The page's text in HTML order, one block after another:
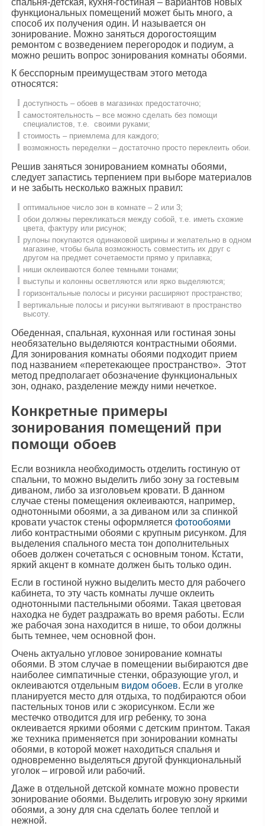
функциональных помещений может быть много, а
способ их получения один. И называется он
зонирование. Можно заняться дорогостоящим
ремонтом с возведением перегородок и подиум, а
можно решить вопрос зонирования комнаты обоями.
К бесспорным преимуществам этого метода
относятся:
доступность – обоев в магазинах предостаточно;
самостоятельность – все можно сделать без помощи
специалистов, т.е. своими руками;
стоимость – приемлема для каждого;
возможность переделки – достаточно просто переклеить обои.
Решив заняться зонированием комнаты обоями,
следует запастись терпением при выборе материалов
и не забыть несколько важных правил:
оптимальное число зон в комнате – 2 или 3;
обои должны перекликаться между собой, т.е. иметь схожие
цвета, фактуру или рисунок;
рулоны покупаются одинаковой ширины и желательно в одном
магазине, чтобы была возможность совместить их друг с
другом на предмет сочетаемости прямо у прилавка;
ниши оклеиваются более темными тонами;
выступы и колонны осветляются или ярко выделяются;
горизонтальные полосы и рисунки расширяют пространство;
вертикальные полосы и рисунки вытягивают в пространство
высоту.
Обеденная, спальная, кухонная или гостиная зоны
необязательно выделяются контрастными обоями.
Для зонирования комнаты обоями подходит прием
под названием «перетекающее пространство». Этот
метод предполагает обозначение функциональных
зон, однако, разделение между ними нечеткое.
Конкретные примеры
зонирования помещений при
помощи обоев
Если возникла необходимость отделить гостиную от
спальни, то можно выделить либо зону за гостевым
диваном, либо за изголовьем кровати. В данном
случае стены помещения оклеиваются, например,
однотонными обоями, а за диваном или за спинкой
кровати участок стены оформляетсяфотообоями
либо контрастными обоями с крупным рисунком. Для
выделения спального места тон дополнительных
обоев должен сочетаться с основным тоном. Кстати,
яркий акцент в комнате должен быть только один.
Если в гостиной нужно выделить место для рабочего
кабинета, то эту часть комнаты лучше оклеить
однотонными пастельными обоями. Такая цветовая
находка не будет раздражать во время работы. Если
же рабочая зона находится в нише, то обои должны
быть темнее, чем основной фон.
Очень актуально угловое зонирование комнаты
обоями. В этом случае в помещении выбираются две
наиболее симпатичные стенки, образующие угол, и
оклеиваются отдельным видом обоев. Если в уголке
планируется место для отдыха, то подбираются обои
пастельных тонов или с экорисунком. Если же
местечко отводится для игр ребенку, то зона
оклеивается яркими обоями с детским принтом. Такая
же техника применяется при зонировании комнаты
обоями, в которой может находиться спальня и
одновременно выделяться другой функциональный
уголок – игровой или рабочий.
Даже в отдельной детской комнате можно провести
зонирование обоями. Выделить игровую зону яркими
обоями, а зону для сна сделать более теплой и
нежной.